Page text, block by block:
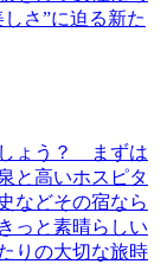
さ”に迫る新た
ょう？ まずは
と高いホスピタ
などその宿なら
っと素晴らしい
りの大切な旅時